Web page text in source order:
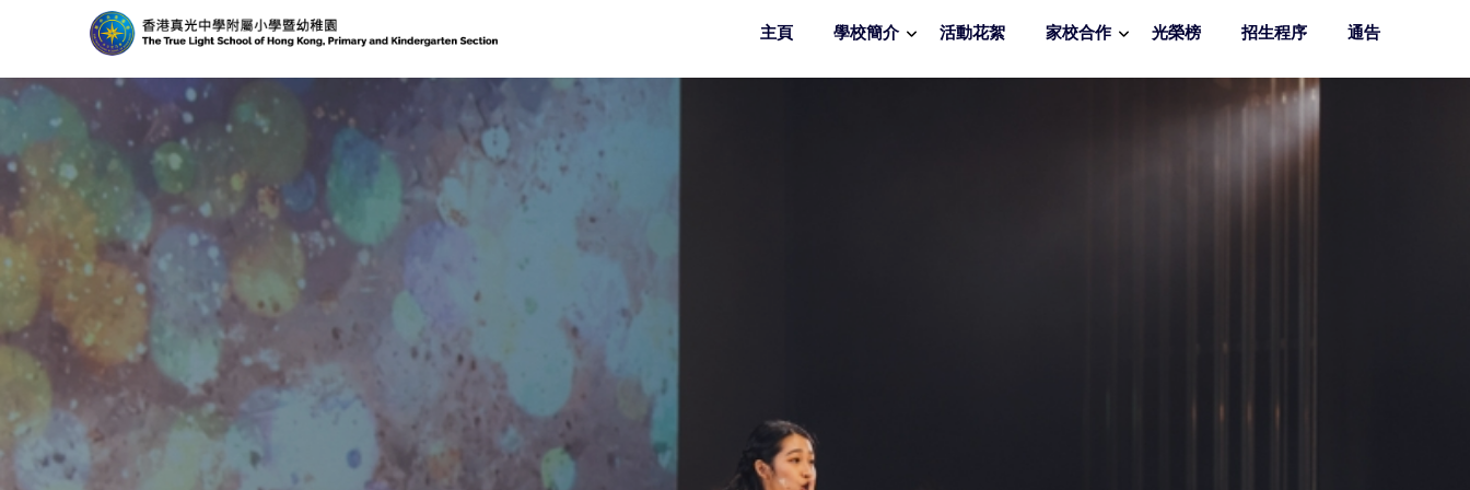
主頁 學校簡介 活動花絮 家校合作 光榮榜 招生程序 通告